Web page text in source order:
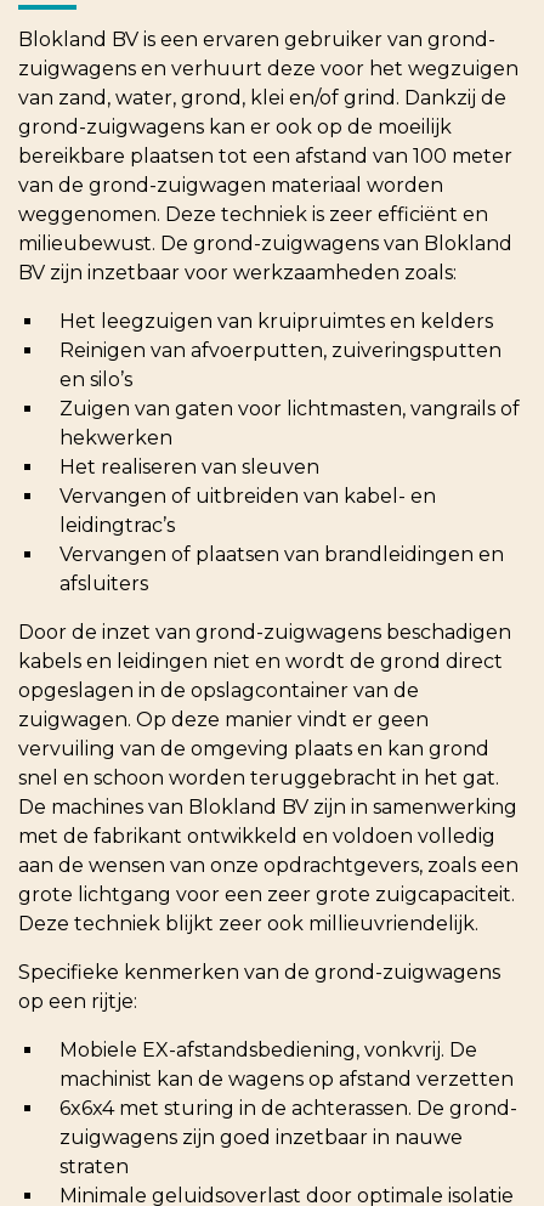
Blokland BV is een ervaren gebruiker van grond-
zuigwagens en verhuurt deze voor het wegzuigen
van zand, water, grond, klei en/of grind. Dankzij de
grond-zuigwagens kan er ook op de moeilijk
bereikbare plaatsen tot een afstand van 100 meter
van de grond-zuigwagen materiaal worden
weggenomen. Deze techniek is zeer efficiënt en
milieubewust. De grond-zuigwagens van Blokland
BV zijn inzetbaar voor werkzaamheden zoals:
Het leegzuigen van kruipruimtes en kelders
Reinigen van afvoerputten, zuiveringsputten
en silo’s
Zuigen van gaten voor lichtmasten, vangrails of
hekwerken
Het realiseren van sleuven
Vervangen of uitbreiden van kabel- en
leidingtrac’s
Vervangen of plaatsen van brandleidingen en
afsluiters
Door de inzet van grond-zuigwagens beschadigen
kabels en leidingen niet en wordt de grond direct
opgeslagen in de opslagcontainer van de
zuigwagen. Op deze manier vindt er geen
vervuiling van de omgeving plaats en kan grond
snel en schoon worden teruggebracht in het gat.
De machines van Blokland BV zijn in samenwerking
met de fabrikant ontwikkeld en voldoen volledig
aan de wensen van onze opdrachtgevers, zoals een
grote lichtgang voor een zeer grote zuigcapaciteit.
Deze techniek blijkt zeer ook millieuvriendelijk.
Specifieke kenmerken van de grond-zuigwagens
op een rijtje:
Mobiele EX-afstandsbediening, vonkvrij. De
machinist kan de wagens op afstand verzetten
6x6x4 met sturing in de achterassen. De grond-
zuigwagens zijn goed inzetbaar in nauwe
straten
Minimale geluidsoverlast door optimale isolatie